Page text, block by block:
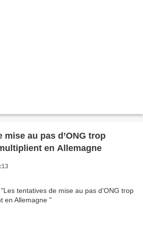
mise au pas d’ONG trop
en Allemagne